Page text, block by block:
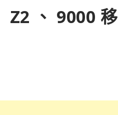
Z2 、 9000 移